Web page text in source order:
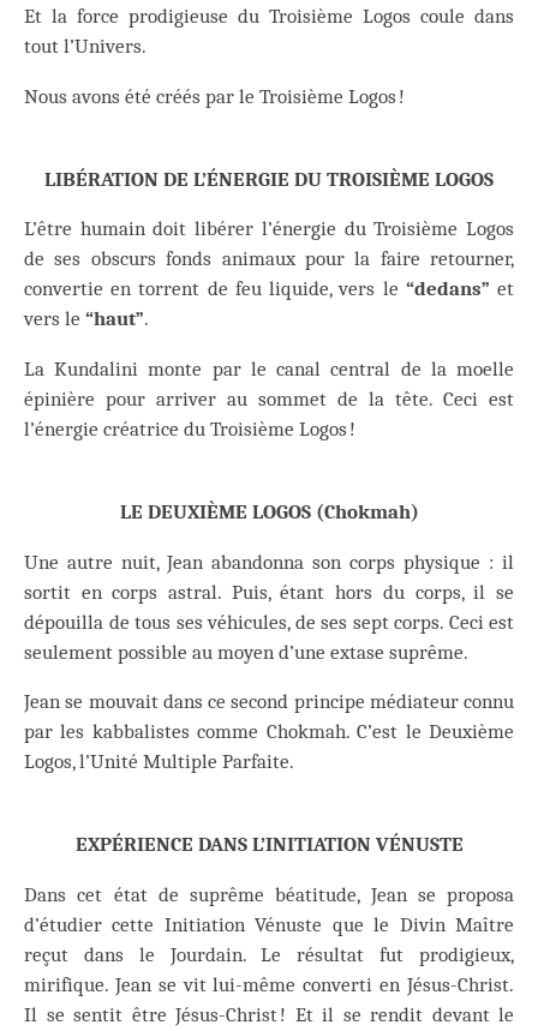
Et la force prodigieuse du Troisième Logos coule dans
tout l’Univers.
Nous avons été créés par le Troisième Logos !
LIBÉRATION DE L’ÉNERGIE DU TROISIÈME LOGOS
L’être humain doit libérer l’énergie du Troisième Logos
de ses obscurs fonds animaux pour la faire retourner,
convertie en torrent de feu liquide, vers le “dedans” et
vers le “haut”.
La Kundalini monte par le canal central de la moelle
épinière pour arriver au sommet de la tête. Ceci est
l’énergie créatrice du Troisième Logos !
LE DEUXIÈME LOGOS (Chokmah)
Une autre nuit, Jean abandonna son corps physique : il
sortit en corps astral. Puis, étant hors du corps, il se
dépouilla de tous ses véhicules, de ses sept corps. Ceci est
seulement possible au moyen d’une extase suprême.
Jean se mouvait dans ce second principe médiateur connu
par les kabbalistes comme Chokmah. C’est le Deuxième
Logos, l’Unité Multiple Parfaite.
EXPÉRIENCE DANS L’INITIATION VÉNUSTE
Dans cet état de suprême béatitude, Jean se proposa
d’étudier cette Initiation Vénuste que le Divin Maître
reçut dans le Jourdain. Le résultat fut prodigieux,
mirifique. Jean se vit lui-même converti en Jésus-Christ.
Il se sentit être Jésus-Christ ! Et il se rendit devant le